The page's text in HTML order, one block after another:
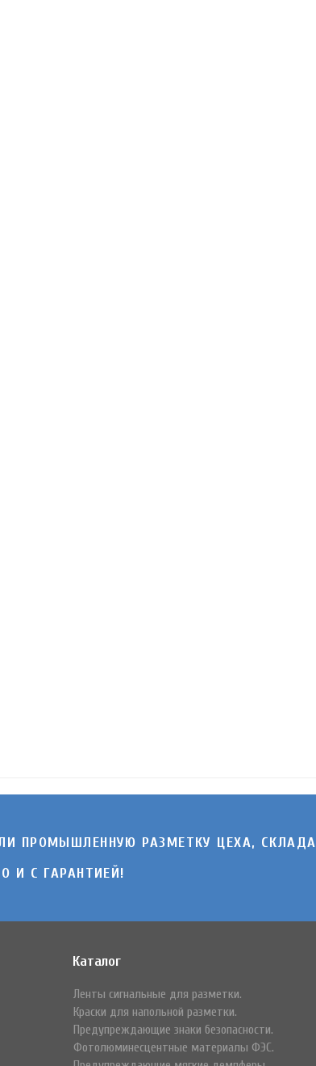
ПРОМЫШЛЕННУЮ РАЗМЕТКУ ЦЕХА, СКЛАДА
И C ГАРАНТИЕЙ!
Каталог
Ленты сигнальные для разметки.
Краски для напольной разметки.
Предупреждающие знаки безопасности.
Фотолюминесцентные материалы ФЭС.